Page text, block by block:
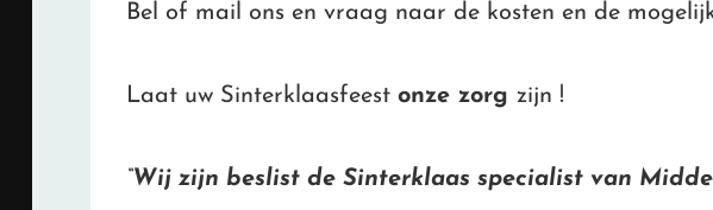
Bel of mail ons en vraag naar de kosten en de
Laat uw Sinterklaasfeest onze zorg zijn !
“Wij zijn beslist de Sinterklaas specialist van